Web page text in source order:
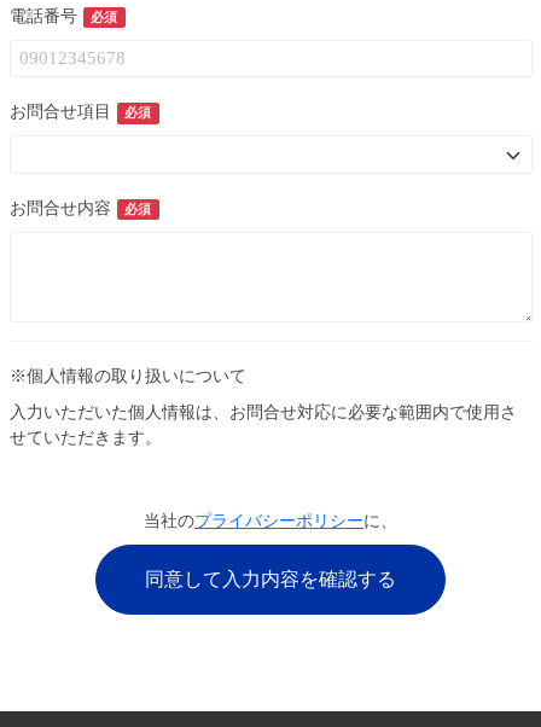
電話番号 必須
お問合せ項目 必須
お問合せ内容 必須
※個人情報の取り扱いについて
入力いただいた個人情報は、お問合せ対応に必要な範囲内で使用さ
せていただきます。
当社のプライバシーポリシーに、
同意して入力内容を確認する